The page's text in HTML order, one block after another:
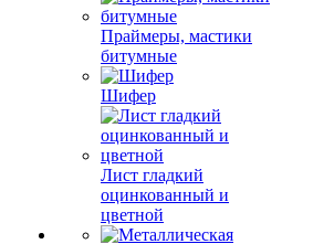
Праймеры, мастики
битумные
Шифер
Лист гладкий
оцинкованный и
цветной